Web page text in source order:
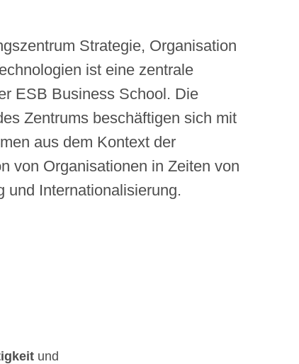
Strategie, Organisation
ist eine zentrale
ESB Business School. Die
Zentrums beschäftigen sich mit
aus dem Kontext der
von Organisationen in Zeiten von
und Internationalisierung.
und